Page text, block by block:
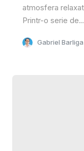
atmosfera
Printr-o serie de...
Gabriel Barliga